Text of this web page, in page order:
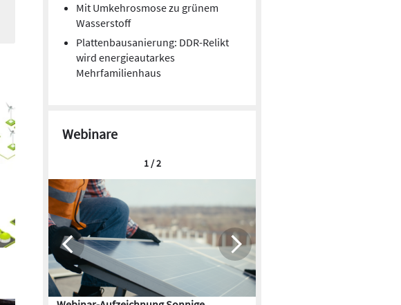
Mit Umkehrosmose zu grünem
Wasserstoff
Plattenbausanierung: DDR-Relikt
wird energieautarkes
Mehrfamilienhaus
Webinare
1 / 2